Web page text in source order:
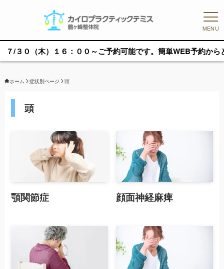
MENU
０（木）１６：００～ご予約可能です。簡単WEB予約からどう
ホーム 症状別ページ 頭
頭
顎関節症 顔面神経麻痺